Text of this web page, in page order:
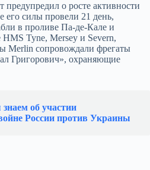
предупредил о росте активности
силы провели 21 день,
в проливе Па-де-Кале и
Tyne, Mersey и Severn,
Merlin сопровождали фрегаты
Григорович», охраняющие
об участии
России против Украины